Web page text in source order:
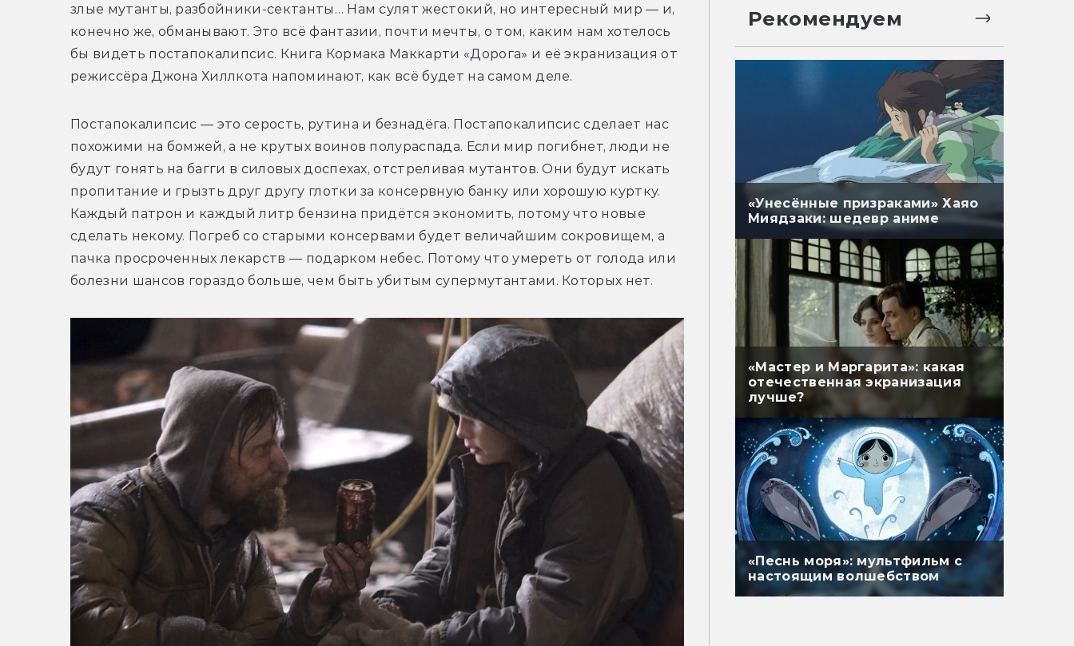
злые мутанты, разбойники-сектанты… Нам сулят жестокий, но интересный мир — и,
конечно же, обманывают. Это всё фантазии, почти мечты, о том, каким нам хотелось
бы видеть постапокалипсис. Книга Кормака Маккарти «Дорога» и её экранизация от
режиссёра Джона Хиллкота напоминают, как всё будет на самом деле.
Постапокалипсис — это серость, рутина и безнадёга. Постапокалипсис сделает нас
похожими на бомжей, а не крутых воинов полураспада. Если мир погибнет, люди не
будут гонять на багги в силовых доспехах, отстреливая мутантов. Они будут искать
пропитание и грызть друг другу глотки за консервную банку или хорошую куртку.
Каждый патрон и каждый литр бензина придётся экономить, потому что новые
сделать некому. Погреб со старыми консервами будет величайшим сокровищем, а
пачка просроченных лекарств — подарком небес. Потому что умереть от голода или
болезни шансов гораздо больше, чем быть убитым супермутантами. Которых нет.
Рекомендуем
«Унесённые призраками» Хаяо
Миядзаки: шедевр аниме
«Мастер и Маргарита»: какая
отечественная экранизация
лучше?
«Песнь моря»: мультфильм с
настоящим волшебством